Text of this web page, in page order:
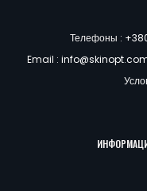
Телефоны :
Email :